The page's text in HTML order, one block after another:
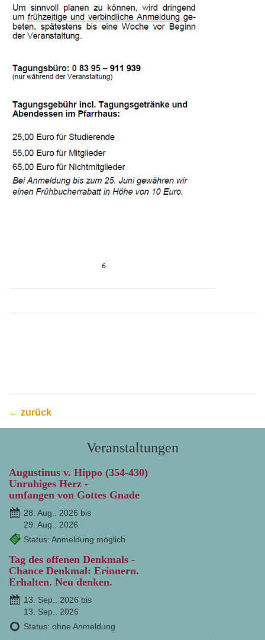
← zurück
Veranstaltungen
Augustinus v. Hippo (354-430)
Unruhiges Herz -
umfangen von Gottes Gnade
28. Aug.. 2026 bis
29. Aug.. 2026
Status: Anmeldung möglich
Tag des offenen Denkmals -
Chance Denkmal: Erinnern.
Erhalten. Neu denken.
13. Sep.. 2026 bis
13. Sep.. 2026
Status: ohne Anmeldung